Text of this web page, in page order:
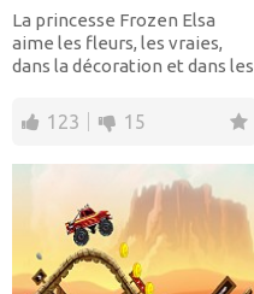
La princesse Frozen Elsa
aime les fleurs, les vraies,
dans la décoration et dans les
123 15